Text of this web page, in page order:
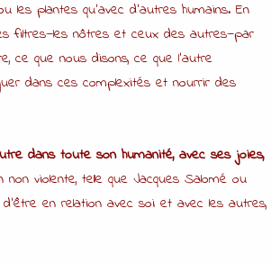
plantes qu’avec d’autres humains. En
filtres—les nôtres et ceux des autres—par
que nous disons, ce que l’autre
dans ces complexités et nourrir des
dans toute son humanité, avec ses joies,
violente, telle que Jacques Salomé ou
en relation avec soi et avec les autres,